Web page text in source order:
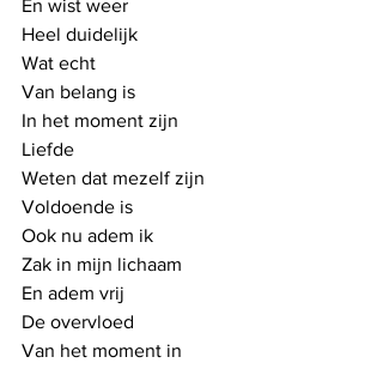
En wist weer
Heel duidelijk
Wat echt
Van belang is
In het moment zijn
Liefde
Weten dat mezelf zijn
Voldoende is
Ook nu adem ik
Zak in mijn lichaam
En adem vrij
De overvloed
Van het moment in